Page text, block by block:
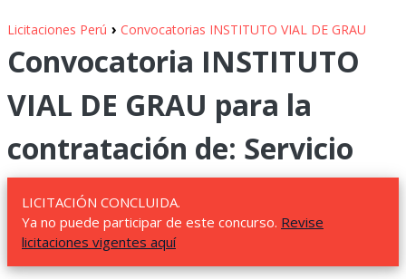
Licitaciones Perú › Convocatorias INSTITUTO VIAL DE GRAU
Convocatoria INSTITUTO
VIAL DE GRAU para la
contratación de: Servicio
LICITACIÓN CONCLUIDA.
Ya no puede participar de este concurso. Revise
licitaciones vigentes aquí